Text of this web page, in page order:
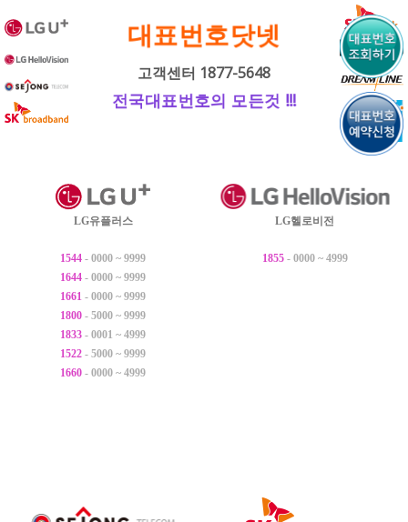
용
으
로
로
대표번호닷넷
고객센터 1877-5648
전국대표번호의 모든것 !!!
LG유플러스
1544 - 0000 ~ 9999
1644 - 0000 ~ 9999
1661 - 0000 ~ 9999
1800 - 5000 ~ 9999
1833 - 0001 ~ 4999
1522 - 5000 ~ 9999
1660 - 0000 ~ 4999
LG헬로비전
1855- 0000 ~ 4999